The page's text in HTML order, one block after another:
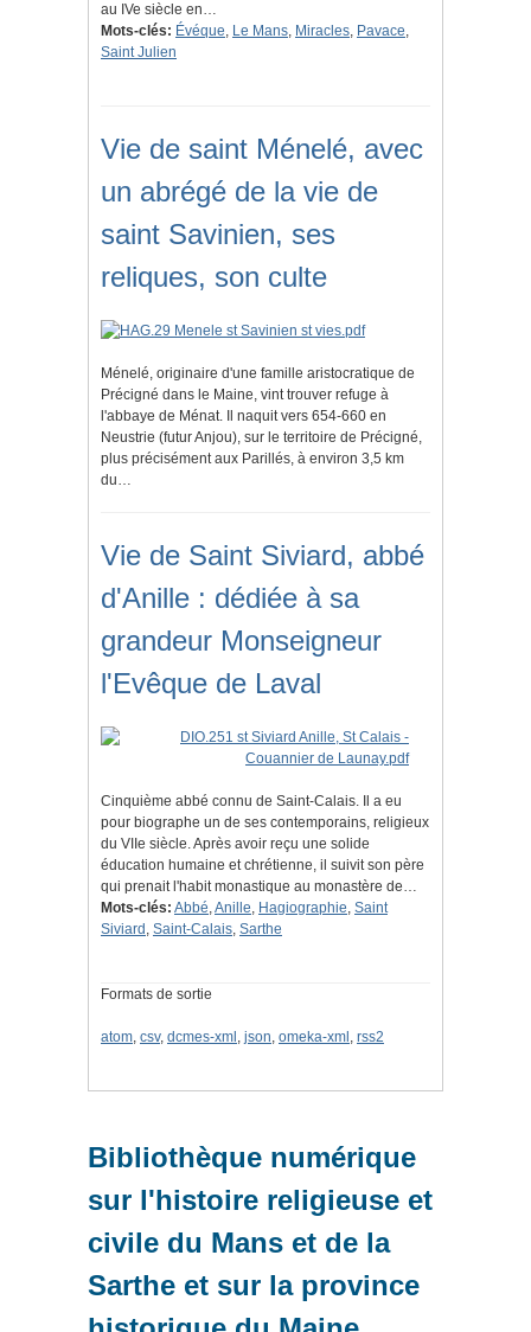
au IVe siècle en…
Mots-clés: Évéque, Le Mans, Miracles, Pavace,
Saint Julien
Vie de saint Ménelé, avec
un abrégé de la vie de
saint Savinien, ses
reliques, son culte
Ménelé, originaire d'une famille aristocratique de
Précigné dans le Maine, vint trouver refuge à
l'abbaye de Ménat. Il naquit vers 654-660 en
Neustrie (futur Anjou), sur le territoire de Précigné,
plus précisément aux Parillés, à environ 3,5 km
du…
Vie de Saint Siviard, abbé
d'Anille : dédiée à sa
grandeur Monseigneur
l'Evêque de Laval
Cinquième abbé connu de Saint-Calais. Il a eu
pour biographe un de ses contemporains, religieux
du VIIe siècle. Après avoir reçu une solide
éducation humaine et chrétienne, il suivit son père
qui prenait l'habit monastique au monastère de…
Mots-clés: Abbé,Anille, Hagiographie, Saint
Siviard , Saint-Calais, Sarthe
Formats de sortie
atom, csv, dcmes-xml , json, omeka-xml , rss2
Bibliothèque numérique
sur l'histoire religieuse et
civile du Mans et de la
Sarthe et sur la province